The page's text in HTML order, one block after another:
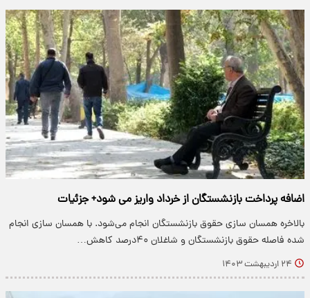
اضافه پرداخت بازنشستگان از خرداد واریز می شود+ جزئیات
بالاخره همسان سازی حقوق بازنشستگان انجام می‌شود. با همسان سازی انجام
شده فاصله حقوق بازنشستگان و شاغلان ۴۰درصد کاهش…
۲۴ اردیبهشت ۱۴۰۳